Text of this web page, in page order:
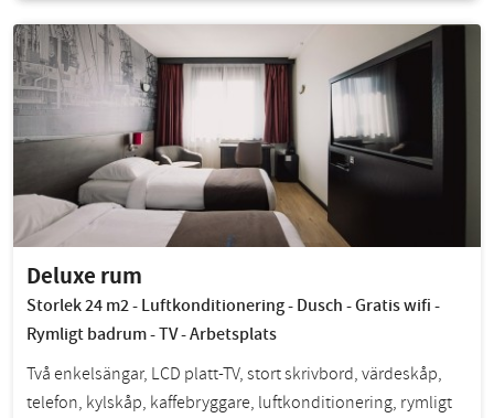
Deluxe rum
Storlek 24 m2 - Luftkonditionering - Dusch - Gratis wifi -
Rymligt badrum - TV - Arbetsplats
Två enkelsängar, LCD platt-TV, stort skrivbord, värdeskåp,
telefon, kylskåp, kaffebryggare, luftkonditionering, rymligt